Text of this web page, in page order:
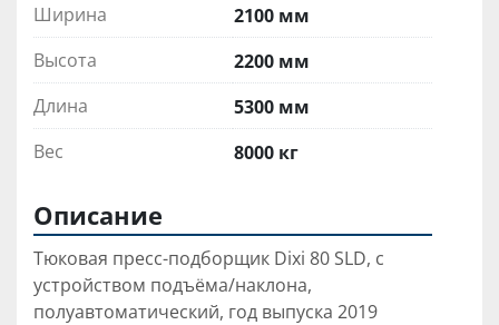
Ширина
2100 мм
Высота
2200 мм
Длина
5300 мм
Вес
8000 кг
Описание
Тюковая пресс-подборщик Dixi 80 SLD, с
устройством подъёма/наклона,
полуавтоматический, год выпуска 2019